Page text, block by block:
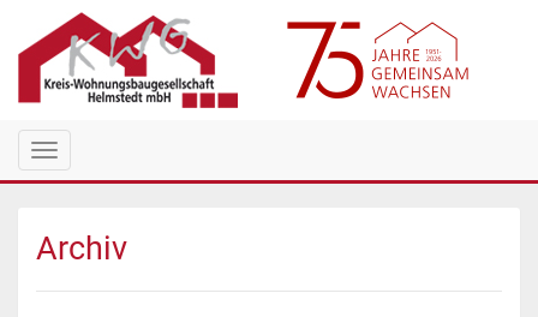
Toggle
navigation
Archiv